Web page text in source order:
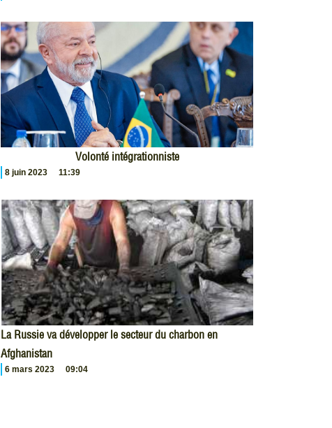
Volonté intégrationniste
8 juin 2023 11:39
La Russie va développer le secteur du charbon en
Afghanistan
6 mars 2023 09:04